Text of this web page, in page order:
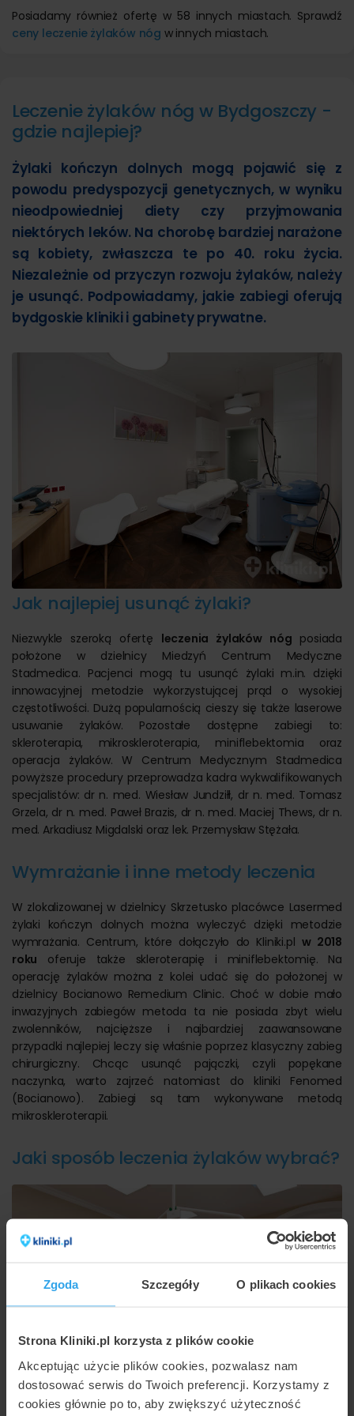
Zgoda Szczegóły O plikach cookies
Strona Kliniki.pl korzysta z plików cookie
Akceptując użycie plików cookies, pozwalasz nam
dostosować serwis do Twoich preferencji. Korzystamy z
cookies głównie po to, aby zwiększyć użyteczność
Posiadamy również ofertę w 58 innych miastach. Sprawdź
ceny leczenie żylaków nóg w innych miastach.
Leczenie żylaków nóg w Bydgoszczy -
gdzie najlepiej?
Żylaki kończyn dolnych mogą pojawić się z
powodu predyspozycji genetycznych, w wyniku
nieodpowiedniej diety czy przyjmowania
niektórych leków. Na chorobę bardziej narażone
są kobiety, zwłaszcza te po 40. roku życia.
Niezależnie od przyczyn rozwoju żylaków, należy
je usunąć. Podpowiadamy, jakie zabiegi oferują
bydgoskie kliniki i gabinety prywatne.
Jak najlepiej usunąć żylaki?
Niezwykle szeroką ofertę leczenia żylaków nóg posiada
położone w dzielnicy Miedzyń Centrum Medyczne
Stadmedica. Pacjenci mogą tu usunąć żylaki m.in. dzięki
innowacyjnej metodzie wykorzystującej prąd o wysokiej
częstotliwości. Dużą popularnością cieszy się także laserowe
usuwanie żylaków. Pozostałe dostępne zabiegi to:
skleroterapia, mikroskleroterapia, miniflebektomia oraz
operacja żylaków. W Centrum Medycznym Stadmedica
powyższe procedury przeprowadza kadra wykwalifikowanych
specjalistów: dr n. med. Wiesław Jundziłł, dr n. med. Tomasz
Grzela, dr n. med. Paweł Brazis, dr n. med. Maciej Thews, dr n.
med. Arkadiusz Migdalski oraz lek. Przemysław Stężała.
Wymrażanie i inne metody leczenia
W zlokalizowanej w dzielnicy Skrzetusko placówce Lasermed
żylaki kończyn dolnych można wyleczyć dzięki metodzie
wymrażania. Centrum, które dołączyło do Kliniki.pl w 2018
roku oferuje także skleroterapię i miniflebektomię. Na
operację żylaków można z kolei udać się do położonej w
dzielnicy Bocianowo Remedium Clinic. Choć w dobie mało
inwazyjnych zabiegów metoda ta nie posiada zbyt wielu
zwolenników, najcięższe i najbardziej zaawansowane
przypadki najlepiej leczy się właśnie poprzez klasyczny zabieg
chirurgiczny. Chcąc usunąć pajączki, czyli popękane
naczynka, warto zajrzeć natomiast do kliniki Fenomed
(Bocianowo). Zabiegi są tam wykonywane metodą
mikroskleroterapii.
Jaki sposób leczenia żylaków wybrać?